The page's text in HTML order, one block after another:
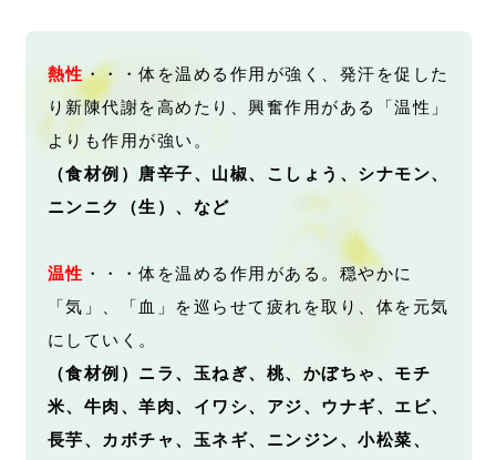
熱性・・・体を温める作用が強く、発汗を促した
り新陳代謝を高めたり、興奮作用がある「温性」
よりも作用が強い。
（食材例）唐辛子、山椒、こしょう、シナモン、
ニンニク（生）、など
温性 ・・・体を温める作用がある。穏やかに
「気」、「血」を巡らせて疲れを取り、体を元気
にしていく。
（食材例）ニラ、玉ねぎ、桃、かぼちゃ、モチ
米、牛肉、羊肉、イワシ、アジ、 ウナギ、エビ、
長芋、カボチャ、玉ネギ、ニンジン、小松菜、